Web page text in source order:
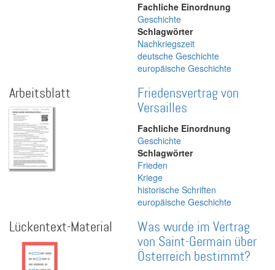
Fachliche Einordnung
Geschichte
Schlagwörter
Nachkriegszeit
deutsche Geschichte
europäische Geschichte
Arbeitsblatt
Friedensvertrag von
Versailles
Fachliche Einordnung
Geschichte
Schlagwörter
Frieden
Kriege
historische Schriften
europäische Geschichte
Lückentext-Material
Was wurde im Vertrag
von Saint-Germain über
Österreich bestimmt?